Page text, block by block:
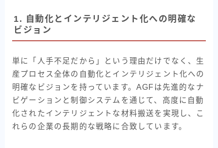
1. 自動化とインテリジェント化への明確な
ビジョン
単に「人手不足だから」という理由だけでなく、生
産プロセス全体の自動化とインテリジェント化への
明確なビジョンを持っています。AGFは先進的なナ
ビゲーションと制御システムを通じて、高度に自動
化されたインテリジェントな材料搬送を実現し、こ
れらの企業の長期的な戦略に合致しています。